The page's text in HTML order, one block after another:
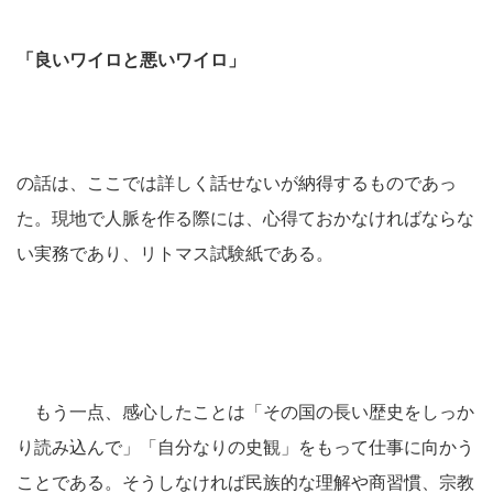
「良いワイロと悪いワイロ」
の話は、ここでは詳しく話せないが納得するものであっ
た。現地で人脈を作る際には、心得ておかなければならな
い実務であり、リトマス試験紙である。
もう一点、感心したことは「その国の長い歴史をしっか
り読み込んで」「自分なりの史観」をもって仕事に向かう
ことである。そうしなければ民族的な理解や商習慣、宗教